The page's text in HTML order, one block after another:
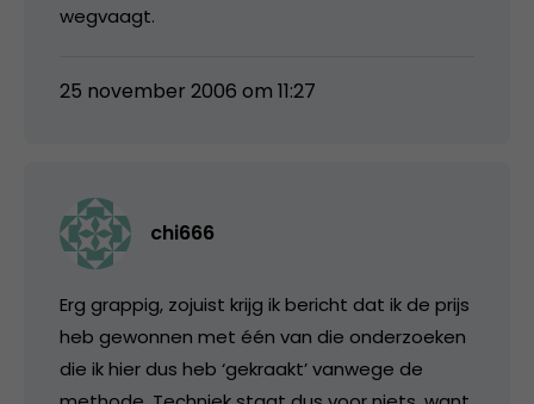
wegvaagt.
25 november 2006 om 11:27
chi666
Erg grappig, zojuist krijg ik bericht dat ik de prijs
heb gewonnen met één van die onderzoeken
die ik hier dus heb ‘gekraakt’ vanwege de